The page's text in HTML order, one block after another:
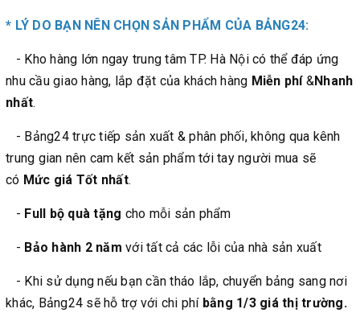
* LÝ DO BẠN NÊN CHỌN SẢN PHẨM CỦA BẢNG24:
- Kho hàng lớn ngay trung tâm TP. Hà Nội có thể đáp ứng
nhu cầu giao hàng, lắp đặt của khách hàng Miễn phí &Nhanh
nhất.
- Bảng24 trực tiếp sản xuất & phân phối, không qua kênh
trung gian nên cam kết sản phẩm tới tay người mua sẽ
có Mức giá Tốt nhất.
- Full bộ quà tặng cho mỗi sản phẩm
- Bảo hành 2 năm với tất cả các lỗi của nhà sản xuất
- Khi sử dụng nếu bạn cần tháo lắp, chuyển bảng sang nơi
khác, Bảng24 sẽ hỗ trợ với chi phí bằng 1/3 giá thị trường.